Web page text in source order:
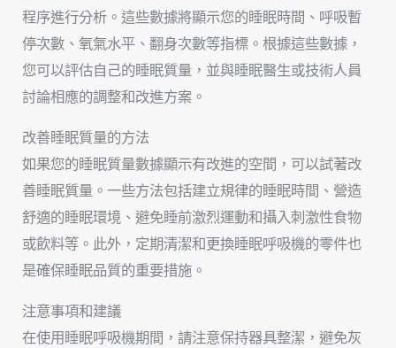
程序進行分析。這些數據將顯示您的睡眠時間、呼吸暫
停次數、氧氣水平、翻身次數等指標。根據這些數據，
您可以評估自己的睡眠質量，並與睡眠醫生或技術人員
討論相應的調整和改進方案。
改善睡眠質量的方法
如果您的睡眠質量數據顯示有改進的空間，可以試著改
善睡眠質量。一些方法包括建立規律的睡眠時間、營造
舒適的睡眠環境、避免睡前激烈運動和攝入刺激性食物
或飲料等。此外，定期清潔和更換睡眠呼吸機的零件也
是確保睡眠品質的重要措施。
注意事項和建議
在使用睡眠呼吸機期間，請注意保持器具整潔，避免灰